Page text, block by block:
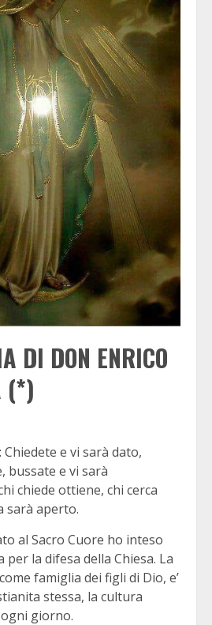
DI DON ENRICO
(*)
Chiedete e vi sarà dato,
bussate e vi sarà
chiede ottiene, chi cerca
sarà aperto.
al Sacro Cuore ho inteso
per la difesa della Chiesa. La
famiglia dei figli di Dio, e’
stessa, la cultura
giorno.